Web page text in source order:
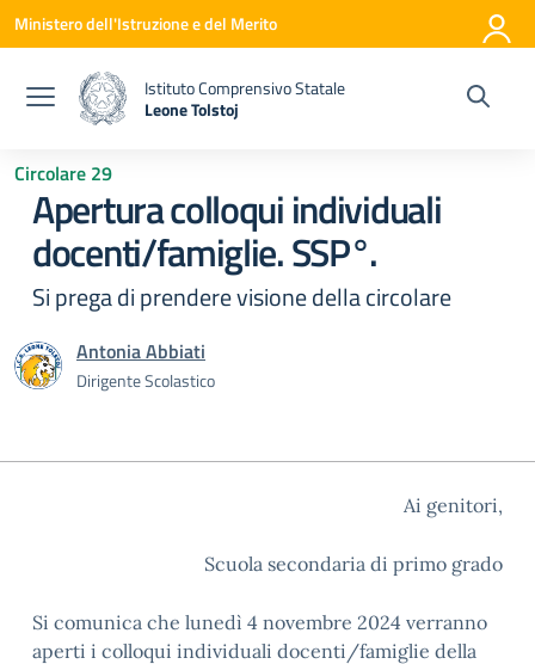
Vai ai contenuti
Vai al menu di navigazione
Vai al footer
Ministero dell'Istruzione e del Merito
Istituto Comprensivo Statale
Leone Tolstoj
Circolare 29
Apertura colloqui individuali
docenti/famiglie. SSP°.
Si prega di prendere visione della circolare
Antonia Abbiati
Dirigente Scolastico
Ai genitori,
Scuola secondaria di primo grado
Si comunica che lunedì 4 novembre 2024 verranno
aperti i colloqui individuali docenti/famiglie della